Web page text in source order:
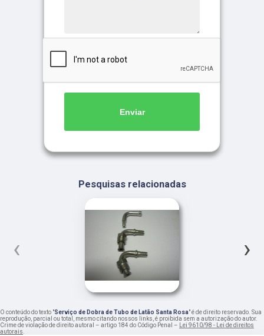
Enviar
Pesquisas relacionadas
‹ ›
O conteúdo do texto "Serviço de Dobra de Tubo de Latão Santa Rosa" é de direito reservado. Sua
reprodução, parcial ou total, mesmo citando nossos links, é proibida sem a autorização do autor.
Crime de violação de direito autoral – artigo 184 do Código Penal – Lei 9610/98 - Lei de direitos
autorais.